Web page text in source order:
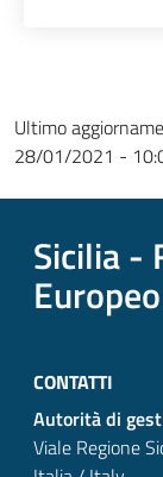
Ultimo
28/01/2021 -
Sicilia -
Europeo
CONTATTI
Autorità di
Viale Regione